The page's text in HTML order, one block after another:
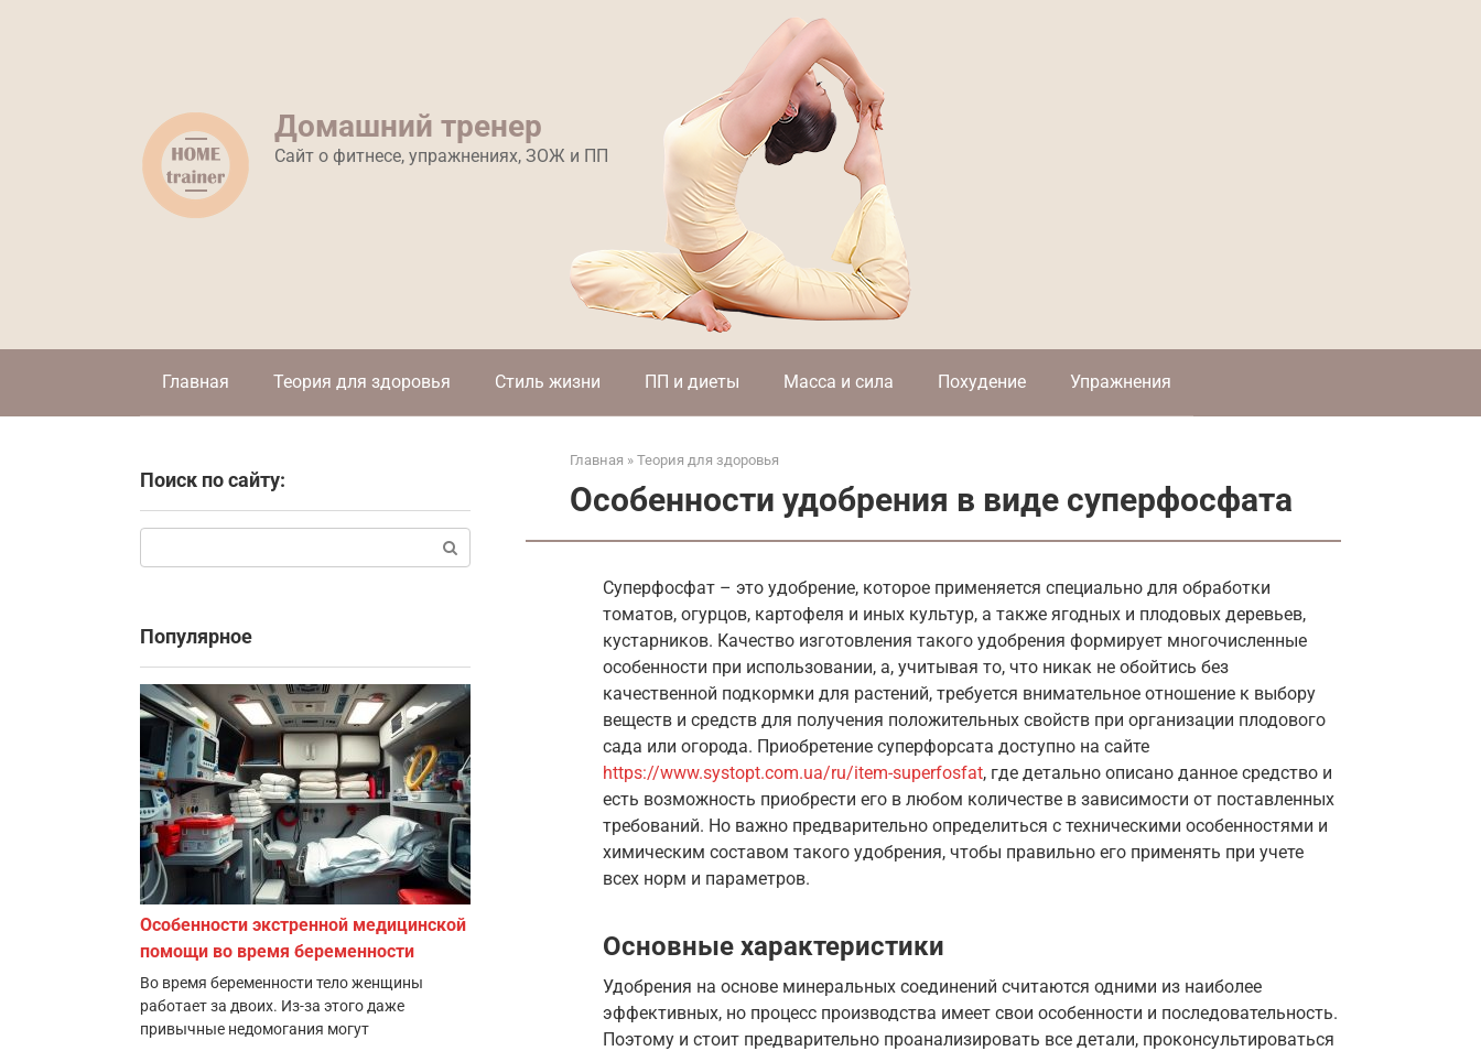
Домашний тренер
Сайт о фитнесе, упражнениях, ЗОЖ и ПП
Главная Теория для здоровья Стиль жизни ПП и диеты Масса и сила Похудение Упражнения
Главная » Теория для здоровья
Особенности удобрения в виде суперфосфата
Суперфосфат – это удобрение, которое применяется специально для обработки
томатов, огурцов, картофеля и иных культур, а также ягодных и плодовых деревьев,
кустарников. Качество изготовления такого удобрения формирует многочисленные
особенности при использовании, а, учитывая то, что никак не обойтись без
качественной подкормки для растений, требуется внимательное отношение к выбору
веществ и средств для получения положительных свойств при организации плодового
сада или огорода. Приобретение суперфорсата доступно на сайте
https://www.systopt.com.ua/ru/item-superfosfat, где детально описано данное средство и
есть возможность приобрести его в любом количестве в зависимости от поставленных
требований. Но важно предварительно определиться с техническими особенностями и
химическим составом такого удобрения, чтобы правильно его применять при учете
всех норм и параметров.
Основные характеристики
Удобрения на основе минеральных соединений считаются одними из наиболее
эффективных, но процесс производства имеет свои особенности и последовательность.
Поэтому и стоит предварительно проанализировать все детали, проконсультироваться
Поиск по сайту:
Популярное
Особенности экстренной медицинской
помощи во время беременности
Во время беременности тело женщины
работает за двоих. Из-за этого даже
привычные недомогания могут